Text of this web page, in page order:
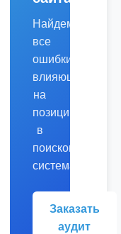
Найдем
все
ошибки,
влияющие
на
позиции
в
поисковых
системах.
Заказать
аудит